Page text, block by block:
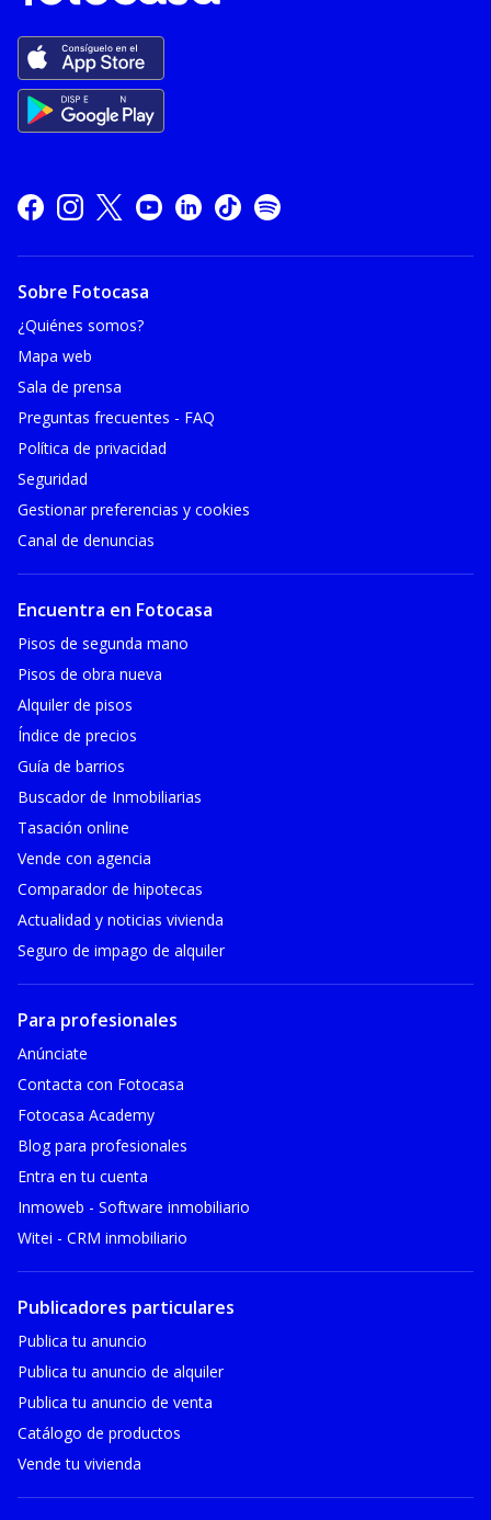
Sobre Fotocasa
¿Quiénes somos?
Mapa web
Sala de prensa
Preguntas frecuentes - FAQ
Política de privacidad
Seguridad
Gestionar preferencias y cookies
Canal de denuncias
Encuentra en Fotocasa
Pisos de segunda mano
Pisos de obra nueva
Alquiler de pisos
Índice de precios
Guía de barrios
Buscador de Inmobiliarias
Tasación online
Vende con agencia
Comparador de hipotecas
Actualidad y noticias vivienda
Seguro de impago de alquiler
Para profesionales
Anúnciate
Contacta con Fotocasa
Fotocasa Academy
Blog para profesionales
Entra en tu cuenta
Inmoweb - Software inmobiliario
Witei - CRM inmobiliario
Publicadores particulares
Publica tu anuncio
Publica tu anuncio de alquiler
Publica tu anuncio de venta
Catálogo de productos
Vende tu vivienda